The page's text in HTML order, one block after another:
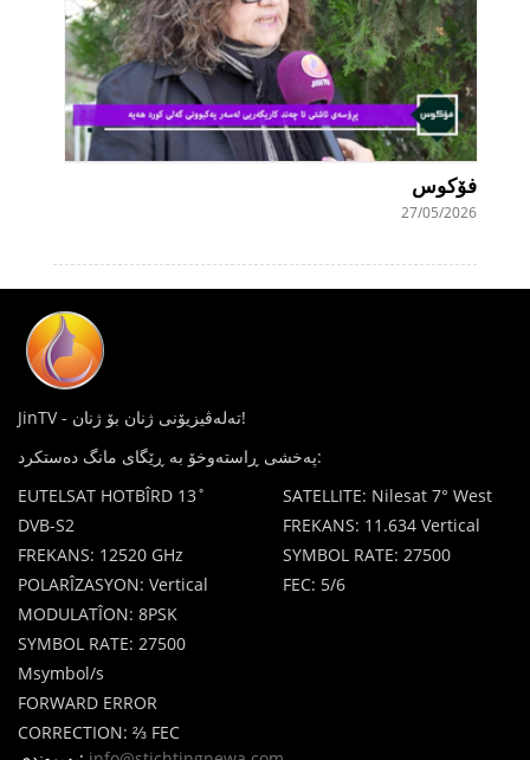
فۆکوس
27/05/2026
JinTV - تەلەڤیزیۆنی ژنان بۆ ژنان!
پەخشی ڕاستەوخۆ بە ڕێگای مانگ دەستکرد:
SATELLITE: Nilesat 7° West
FREKANS: 11.634 Vertical
SYMBOL RATE: 27500
FEC: 5/6
EUTELSAT HOTBÎRD 13˚
DVB-S2
FREKANS: 12520 GHz
POLARÎZASYON: Vertical
MODULATÎON: 8PSK
SYMBOL RATE: 27500
Msymbol/s
FORWARD ERROR
CORRECTION: ⅔ FEC